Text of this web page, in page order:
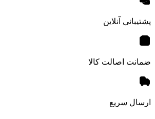
پشتیبانی آنلاین
ضمانت اصالت کالا
ارسال سریع